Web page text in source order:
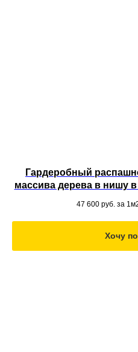
Гардеробный
массива дерева в нишу
47 600 руб. за
Хочу